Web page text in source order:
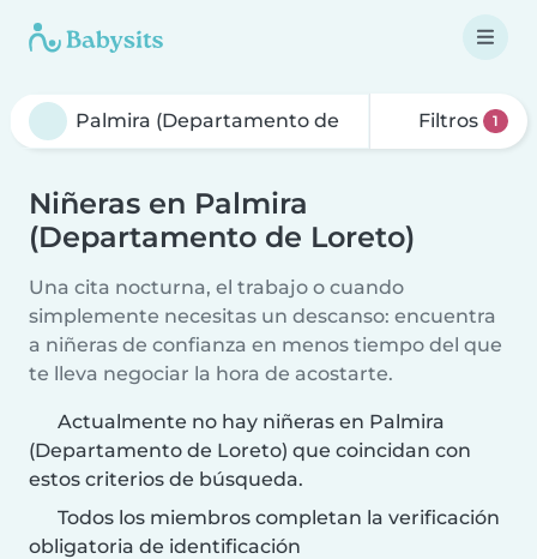
Filtros 1
Niñeras en Palmira
(Departamento de Loreto)
Una cita nocturna, el trabajo o cuando
simplemente necesitas un descanso: encuentra
a niñeras de confianza en menos tiempo del que
te lleva negociar la hora de acostarte.
Actualmente no hay niñeras en Palmira
(Departamento de Loreto) que coincidan con
estos criterios de búsqueda.
Todos los miembros completan la verificación
obligatoria de identificación